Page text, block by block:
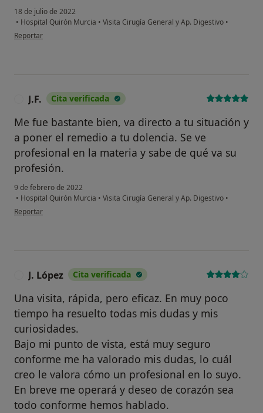
18 de julio de 2022
• Hospital Quirón Murcia • Visita Cirugía General y Ap. Digestivo •
en opinión del usuario Adolfo salar
Reportar
J.F. Cita verificada
Me fue bastante bien, va directo a tu situación y
a poner el remedio a tu dolencia. Se ve
profesional en la materia y sabe de qué va su
profesión.
9 de febrero de 2022
• Hospital Quirón Murcia • Visita Cirugía General y Ap. Digestivo •
en opinión del usuario J.F.
Reportar
J. López Cita verificada
Una visita, rápida, pero eficaz. En muy poco
tiempo ha resuelto todas mis dudas y mis
curiosidades.
Bajo mi punto de vista, está muy seguro
conforme me ha valorado mis dudas, lo cuál
creo le valora cómo un profesional en lo suyo.
En breve me operará y deseo de corazón sea
todo conforme hemos hablado.